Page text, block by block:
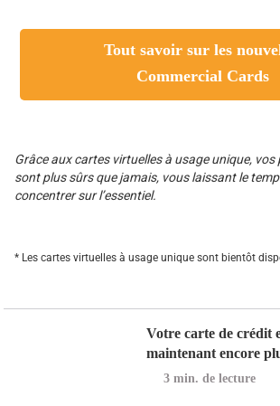
Tout savoir sur les
Commercial Cards
Grâce aux cartes virtuelles à usage unique, vos
sont plus sûrs que jamais, vous laissant le
concentrer sur l’essentiel.
* Les cartes virtuelles à usage unique sont bientôt
Votre carte de crédit
maintenant encore
min. de lecture